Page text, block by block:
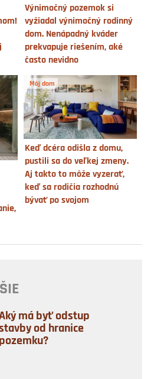
Výnimočný pozemok si
vyžiadal výnimočný rodinný
dom. Nenápadný kváder
prekvapuje riešením, aké
často nevidno
Môj dom
Keď dcéra odišla z domu,
pustili sa do veľkej zmeny.
Aj takto to môže vyzerať,
keď sa rodičia rozhodnú
bývať po svojom
má byť odstup
od hranice
pozemku?